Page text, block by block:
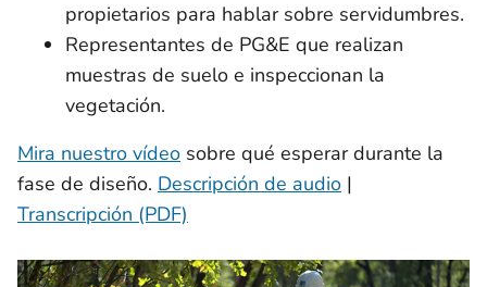
propietarios para hablar sobre servidumbres.
Representantes de PG&E que realizan
muestras de suelo e inspeccionan la
vegetación.
Mira nuestro vídeo sobre qué esperar durante la
fase de diseño. Descripción de audio |
Transcripción (PDF)